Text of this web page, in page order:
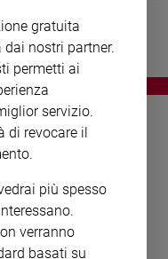
LEGALI
POLICY
gratuita
nostri partner.
permetti ai
servizio.
di revocare il
più spesso
verranno
basati su